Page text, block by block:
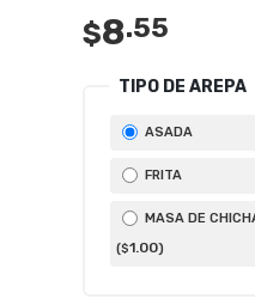
$8.55
TIPO DE AREPA
ASADA
FRITA
MASA DE
($1.00)